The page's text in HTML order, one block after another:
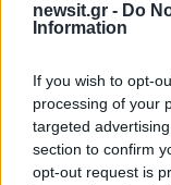
newsit.gr - Do
Information
If you wish to opt-
processing of your
targeted
section to confirm
opt-out request is
22:5129.02.20
Διαλειμματική
λίπος όταν το